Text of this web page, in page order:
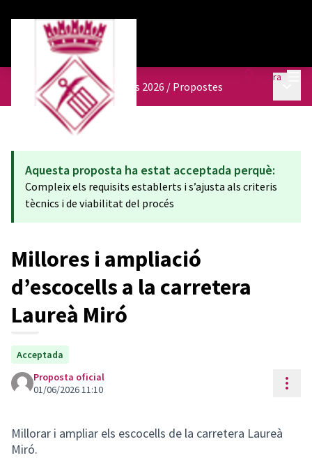
Entra
Pressupostos participatius 2026 / Propostes
Aquesta proposta ha estat acceptada perquè:
Compleix els requisits establerts i s’ajusta als criteris
tècnics i de viabilitat del procés
Millores i ampliació
d’escocells a la carretera
Laureà Miró
Acceptada
Proposta oficial
01/06/2026 11:10
Millorar i ampliar els escocells de la carretera Laureà
Miró.